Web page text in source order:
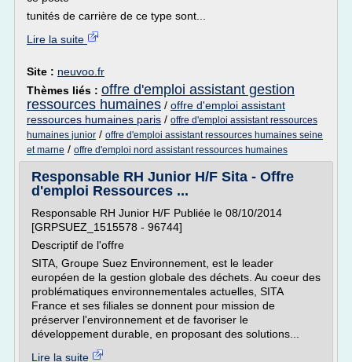
tunités de carrière de ce type sont...
Lire la suite
Site : neuvoo.fr
Thèmes liés : offre d'emploi assistant gestion
ressources humaines / offre d'emploi assistant
ressources humaines paris / offre d'emploi assistant ressources
humaines junior / offre d'emploi assistant ressources humaines seine
et marne / offre d'emploi nord assistant ressources humaines
Responsable RH Junior H/F Sita - Offre
d'emploi Ressources ...
Responsable RH Junior H/F Publiée le 08/10/2014
[GRPSUEZ_1515578 - 96744]
Descriptif de l'offre
SITA, Groupe Suez Environnement, est le leader
européen de la gestion globale des déchets. Au coeur des
problématiques environnementales actuelles, SITA
France et ses filiales se donnent pour mission de
préserver l'environnement et de favoriser le
développement durable, en proposant des solutions...
Lire la suite